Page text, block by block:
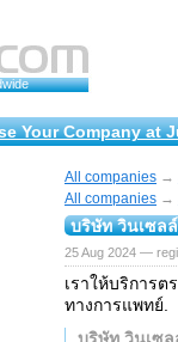
Your Company at
All companies →
All companies →
บริษัท วินเซล
25 Aug 2024 —
เราให้บริการ
ทางการแพทย์.